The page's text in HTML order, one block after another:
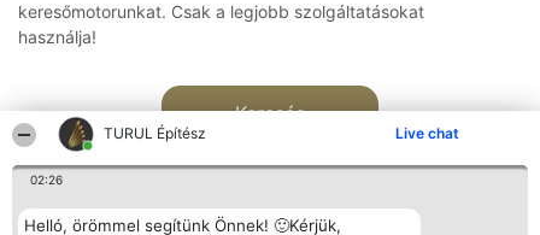
TURUL Építész Live chat
02:26
Helló, örömmel segítünk Önnek! 🙂Kérjük,
keresőmotorunkat. Csak a legjobb szolgáltatásokat
használja!
Keresés